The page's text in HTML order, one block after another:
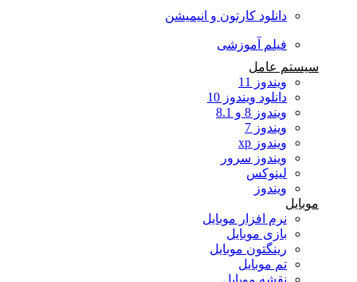
دانلود کارتون و انیمیشن
فیلم آموزشی
سیستم عامل
ویندوز 11
دانلود ویندوز 10
ویندوز 8 و 8.1
ویندوز 7
ویندوز xp
ویندوز سرور
لینوکس
ویندوز
موبایل
نرم افزار موبایل
بازی موبایل
رینگتون موبایل
تم موبایل
نقشه موبایل